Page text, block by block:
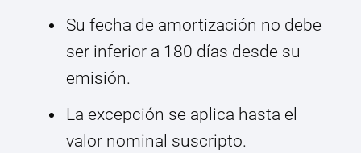
Su fecha de amortización no debe
ser inferior a 180 días desde su
emisión.
La excepción se aplica hasta el
valor nominal suscripto.